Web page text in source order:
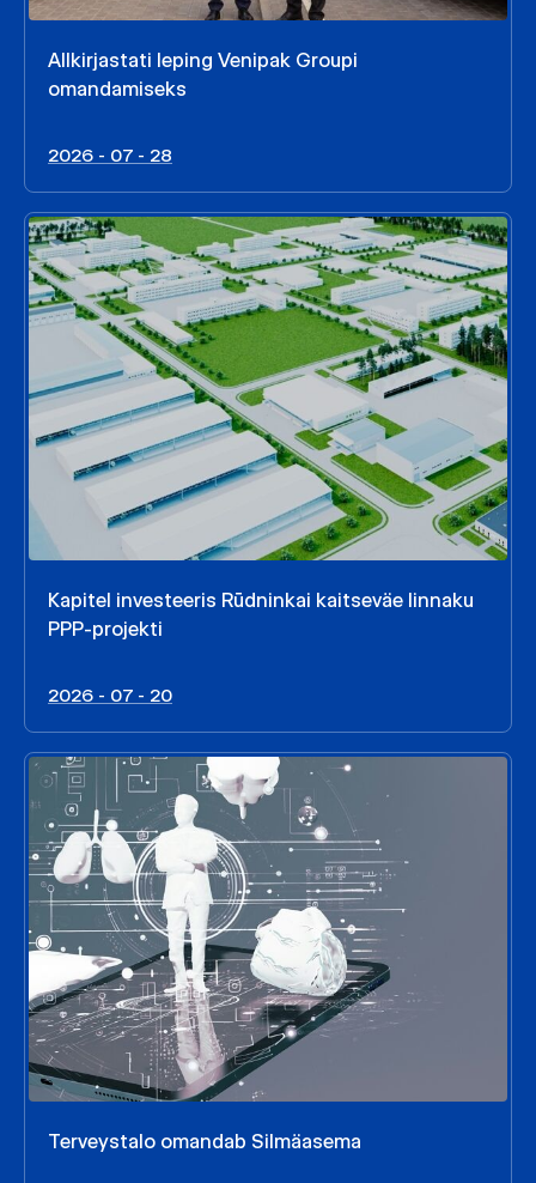
Allkirjastati leping Venipak Groupi
omandamiseks
2026 - 07 - 28
Kapitel investeeris Rūdninkai kaitseväe linnaku
PPP-projekti
2026 - 07 - 20
Terveystalo omandab Silmäasema